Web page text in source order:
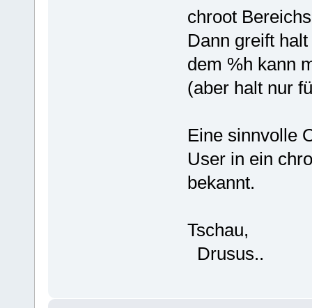
chroot
Dann greift
dem %h kann
(aber halt nur
Eine sinnvolle
User in ein
bekannt.
Tschau,
Drusus..